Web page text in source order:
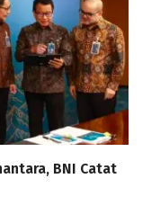
BNI Catat